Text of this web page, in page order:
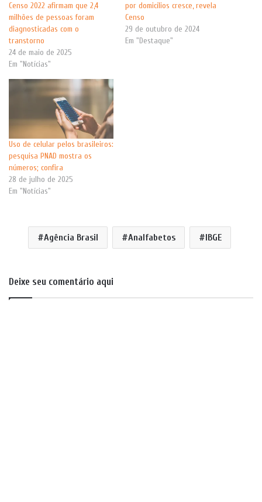
Censo 2022 afirmam que 2,4
milhões de pessoas foram
diagnosticadas com o
transtorno
24 de maio de 2025
Em "Notícias"
por domicílios cresce, revela
Censo
29 de outubro de 2024
Em "Destaque"
Uso de celular pelos brasileiros:
pesquisa PNAD mostra os
números; confira
28 de julho de 2025
Em "Notícias"
Agência Brasil Analfabetos IBGE
Deixe seu comentário aqui